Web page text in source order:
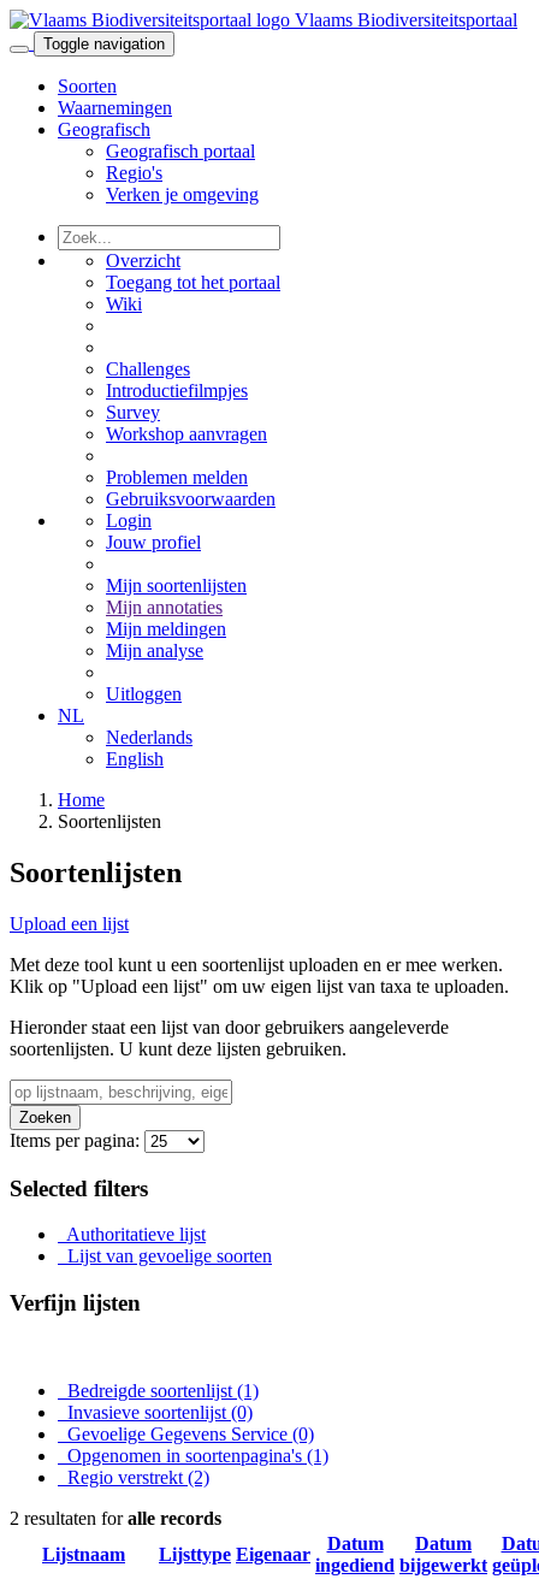
Vlaams Biodiversiteitsportaal
Toggle navigation
Soorten
Waarnemingen
Geografisch
Geografisch portaal
Regio's
Verken je omgeving
Overzicht
Toegang tot het portaal
Wiki
Challenges
Introductiefilmpjes
Survey
Workshop aanvragen
Problemen melden
Gebruiksvoorwaarden
Login
Jouw profiel
Mijn soortenlijsten
Mijn annotaties
Mijn meldingen
Mijn analyse
Uitloggen
NL
Nederlands
English
Home
Soortenlijsten
Soortenlijsten
Upload een lijst
Met deze tool kunt u een soortenlijst uploaden en er mee werken.
Klik op "Upload een lijst" om uw eigen lijst van taxa te uploaden.
Hieronder staat een lijst van door gebruikers aangeleverde
soortenlijsten. U kunt deze lijsten gebruiken.
Zoeken
Items per pagina:
Selected filters
Authoritatieve lijst
Lijst van gevoelige soorten
Verfijn lijsten
Bedreigde soortenlijst (1)
Invasieve soortenlijst (0)
Gevoelige Gegevens Service (0)
Opgenomen in soortenpagina's (1)
Regio verstrekt (2)
2 resultaten foralle records
Lijstnaam
Lijsttype Eigenaar
Datum
ingediend
Datum
bijgewerkt